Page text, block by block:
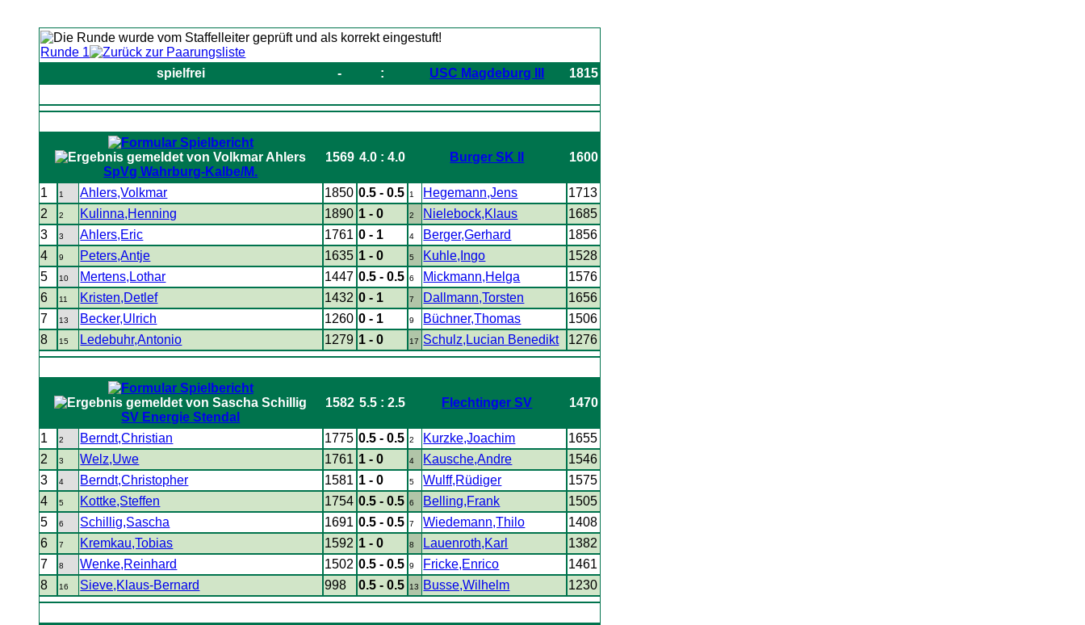
Runde 1
spielfrei
- : USC Magdeburg III 1815
SpVg Wahrburg-Kalbe/M.
1569 4.0 : 4.0 Burger SK II 1600
1 1 Ahlers,Volkmar 1850 0.5 - 0.5 1 Hegemann,Jens
1713
2
2 Kulinna,Henning 1890 1 - 0 2 Nielebock,Klaus
1685
3
3 Ahlers,Eric 1761 0 - 1 4 Berger,Gerhard
1856
4
9 Peters,Antje 1635 1 - 0 5 Kuhle,Ingo
1528
5
10 Mertens,Lothar 1447 0.5 - 0.5 6 Mickmann,Helga
1576
6
11 Kristen,Detlef 1432 0 - 1 7 Dallmann,Torsten
1656
7
13 Becker,Ulrich 1260 0 - 1 9 Büchner,Thomas
1506
8
15 Ledebuhr,Antonio 1279 1 - 0 17 Schulz,Lucian Benedikt 1276
SV Energie Stendal
1582 5.5 : 2.5 Flechtinger SV 1470
1 2 Berndt,Christian 1775 0.5 - 0.5 2 Kurzke,Joachim
1655
2
3 Welz,Uwe 1761 1 - 0 4 Kausche,Andre
1546
3
4 Berndt,Christopher 1581 1 - 0 5 Wulff,Rüdiger
1575
4
5 Kottke,Steffen 1754 0.5 - 0.5 6 Belling,Frank
1505
5
6 Schillig,Sascha 1691 0.5 - 0.5 7 Wiedemann,Thilo
1408
6
7 Kremkau,Tobias 1592 1 - 0 8 Lauenroth,Karl
1382
7
8 Wenke,Reinhard 1502 0.5 - 0.5 9 Fricke,Enrico
1461
8
16 Sieve,Klaus-Bernard 998 0.5 - 0.5 13 Busse,Wilhelm 1230